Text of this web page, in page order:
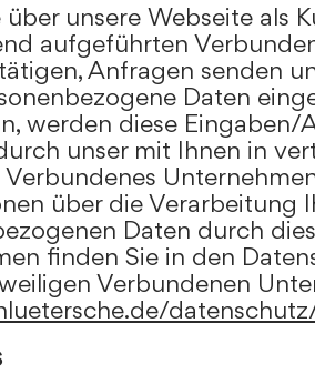
über unsere Webseite als
aufgeführten
Anfragen senden
Daten
werden diese
unser mit Ihnen in
Verbundenes
über die Verarbeitung
Daten durch
finden Sie in den
Verbundenen